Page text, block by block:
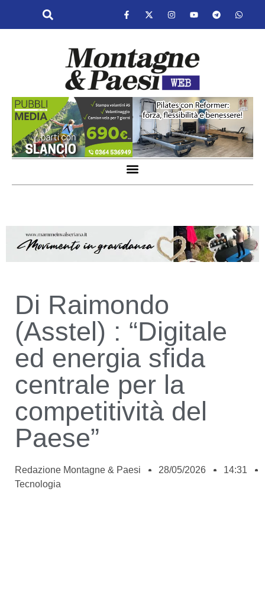
Di Raimondo
(Asstel) : “Digitale
ed energia sfida
centrale per la
competitività del
Paese”
Redazione Montagne & Paesi 28/05/2026
14:31
Tecnologia